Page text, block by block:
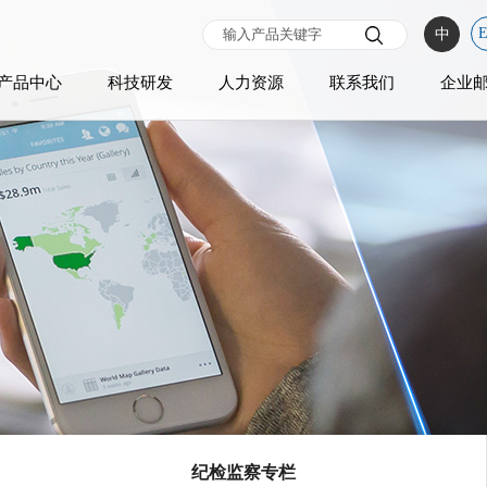
中
品中心 科技研发 人力资源 联系我们 企业
纪检监察专栏